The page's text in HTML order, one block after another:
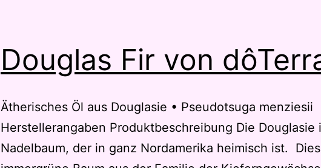
Douglas Fir von
Ätherisches Öl aus Douglasie • Pseudotsuga menziesii
Herstellerangaben Produktbeschreibung Die Douglasie
Nadelbaum, der in ganz Nordamerika heimisch ist.